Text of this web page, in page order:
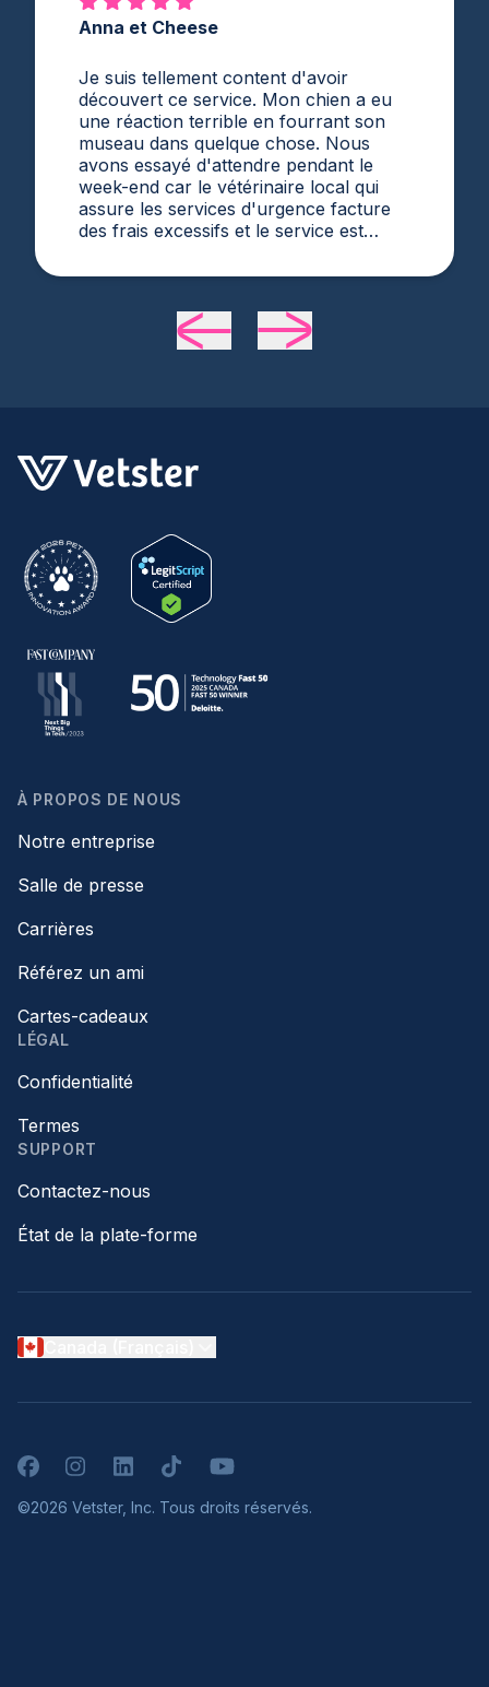
Anna et Cheese
Je suis tellement content d'avoir
découvert ce service. Mon chien a eu
une réaction terrible en fourrant son
museau dans quelque chose. Nous
avons essayé d'attendre pendant le
week-end car le vétérinaire local qui
assure les services d'urgence facture
des frais excessifs et le service est
ligne dimanche matin quand il était
médicaux. Le Dr Cruzen était agréable,
serviable et surtout semblait très
À PROPOS DE NOUS
Notre entreprise
Salle de presse
Carrières
Référez un ami
Cartes-cadeaux
LÉGAL
Confidentialité
Termes
SUPPORT
Contactez-nous
État de la plate-forme
FacebookInstagramLinkedInTikTokYouTube
©2026 Vetster, Inc. Tous droits réservés.